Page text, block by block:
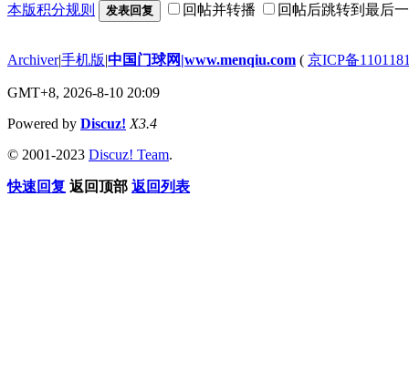
本版积分规则 发表回复 回帖并转播 回帖后跳转到最后
Archiver|手机版|中国门球网|www.menqiu.com ( 京ICP备
GMT+8, 2026-8-10 20:09
Powered by Discuz! X3.4
© 2001-2023 Discuz! Team.
快速回复 返回顶部 返回列表